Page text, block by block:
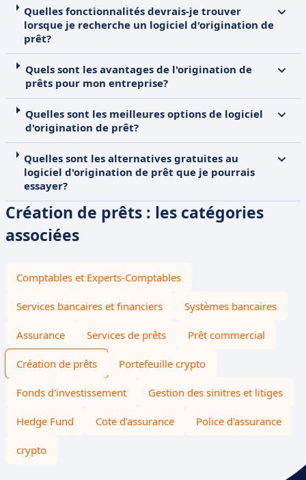
Quelles fonctionnalités devrais-je trouver
lorsque je recherche un logiciel d'origination de
prêt?
Quels sont les avantages de l'origination de
prêts pour mon entreprise?
Quelles sont les meilleures options de logiciel
d'origination de prêt?
Quelles sont les alternatives gratuites au
logiciel d'origination de prêt que je pourrais
essayer?
Création de prêts : les catégories
associées
Comptables et Experts-Comptables
Services bancaires et financiers Systèmes bancaires
Assurance Services de prêts Prêt commercial
Création de prêts Portefeuille crypto
Fonds d'investissement Gestion des sinitres et litiges
Hedge Fund Cote d'assurance Police d'assurance
crypto